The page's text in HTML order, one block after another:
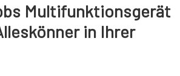
Multifunktionsgerät
in Ihrer